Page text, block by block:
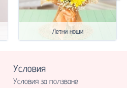
Летни нощи
Условия
Условия за ползване